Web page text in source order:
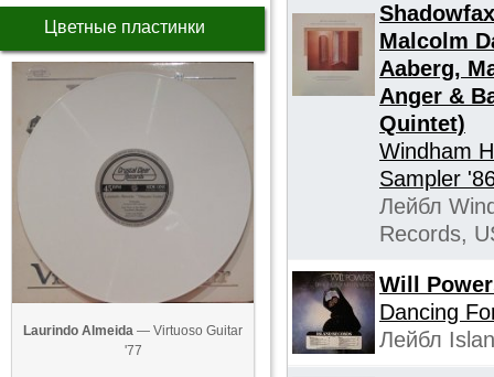
Цветные пластинки
Laurindo Almeida — Virtuoso Guitar
'77
Malcolm
Aaberg,
Anger &
Quintet)
Windham
Sampler
Лейбл
Records,
Will
Dancing
Лейбл